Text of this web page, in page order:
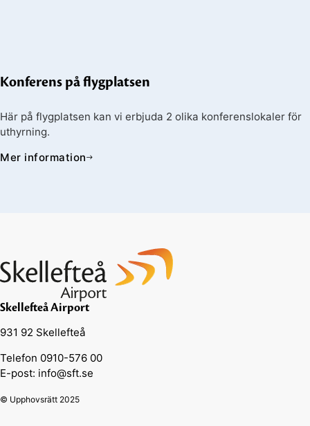
Konferens på flygplatsen
Här på flygplatsen kan vi erbjuda 2 olika konferenslokaler för
uthyrning.
Mer information
Skellefteå Airport
931 92 Skellefteå
Telefon 0910-576 00
E-post: info@sft.se
© Upphovsrätt 2025